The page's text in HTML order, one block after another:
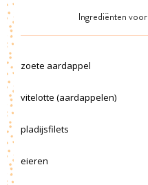
Ingrediënten voor
zoete aardappel
vitelotte (aardappelen)
pladijsfilets
eieren